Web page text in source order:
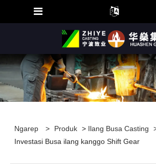
Ngarep > Produk > Ilang Busa Casting
Investasi Busa ilang kanggo Shift Gear